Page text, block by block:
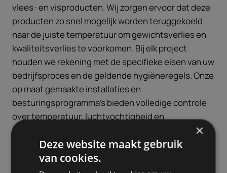
vlees- en visproducten. Wij zorgen ervoor dat deze
producten zo snel mogelijk worden teruggekoeld
naar de juiste temperatuur om gewichtsverlies en
kwaliteitsverlies te voorkomen. Bij elk project
houden we rekening met de specifieke eisen van uw
bedrijfsproces en de geldende hygiëneregels. Onze
op maat gemaakte installaties en
besturingsprogramma’s bieden volledige controle
over temperatuur, luchtvochtigheid en
luchtbeweging, waardoor uw producten onder de
best mogelijke omstandigheden worden gekoeld en
bewaard.
×
Deze website maakt gebruik
van cookies.